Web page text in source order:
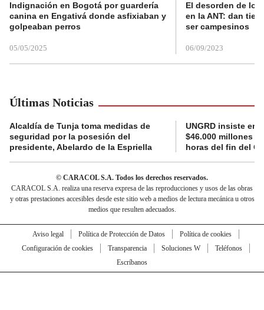
Indignación en Bogotá por guardería
canina en Engativá donde asfixiaban y
golpeaban perros
05/05/2025
El desorden de
en la ANT: dan
ser campesinos
06/09/2023
Últimas Noticias
Alcaldía de Tunja toma medidas de
seguridad por la posesión del
presidente, Abelardo de la Espriella
UNGRD insiste en
$46.000 millones
horas del fin del
© CARACOL S.A. Todos los derechos reservados.
CARACOL S.A. realiza una reserva expresa de las reproducciones y usos de las obras
y otras prestaciones accesibles desde este sitio web a medios de lectura mecánica u otros
medios que resulten adecuados.
Aviso legal Política de Protección de Datos
Política de cookies
Configuración de cookies
Transparencia Soluciones W
Teléfonos
Escríbanos